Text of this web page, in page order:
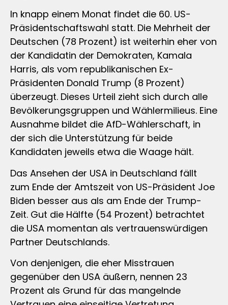
In knapp einem Monat findet die 60. US-
Präsidentschaftswahl statt. Die Mehrheit der
Deutschen (78 Prozent) ist weiterhin eher von
der Kandidatin der Demokraten, Kamala
Harris, als vom republikanischen Ex-
Präsidenten Donald Trump (8 Prozent)
überzeugt. Dieses Urteil zieht sich durch alle
Bevölkerungsgruppen und Wählermilieus. Eine
Ausnahme bildet die AfD-Wählerschaft, in
der sich die Unterstützung für beide
Kandidaten jeweils etwa die Waage hält.
Das Ansehen der USA in Deutschland fällt
zum Ende der Amtszeit von US-Präsident Joe
Biden besser aus als am Ende der Trump-
Zeit. Gut die Hälfte (54 Prozent) betrachtet
die USA momentan als vertrauenswürdigen
Partner Deutschlands.
Von denjenigen, die eher Misstrauen
gegenüber den USA äußern, nennen 23
Prozent als Grund für das mangelnde